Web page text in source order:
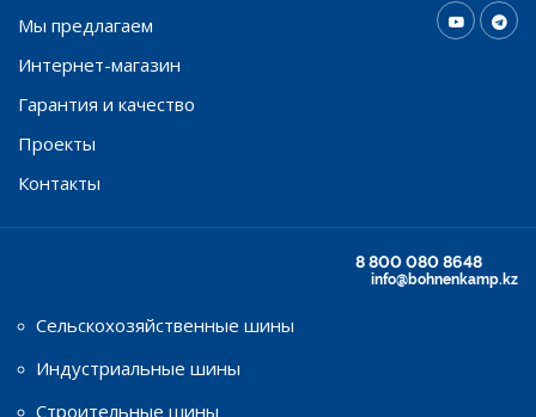
Мы предлагаем
Интернет-магазин
Гарантия и качество
Проекты
Контакты
8 800 080 8648
info@bohnenkamp.kz
Сельскохозяйственные шины
Индустриальные шины
Строительные шины